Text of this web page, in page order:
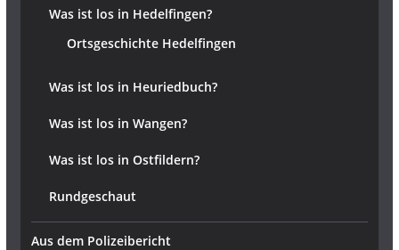
Was ist los in Hedelfingen?
Ortsgeschichte Hedelfingen
Was ist los in Heuriedbuch?
Was ist los in Wangen?
Was ist los in Ostfildern?
Rundgeschaut
Aus dem Polizeibericht